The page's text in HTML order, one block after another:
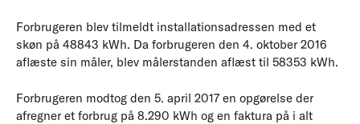
Forbrugeren blev tilmeldt installationsadressen med et
skøn på 48843 kWh. Da forbrugeren den 4. oktober 2016
aflæste sin måler, blev målerstanden aflæst til 58353 kWh.
Forbrugeren modtog den 5. april 2017 en opgørelse der
afregner et forbrug på 8.290 kWh og en faktura på i alt